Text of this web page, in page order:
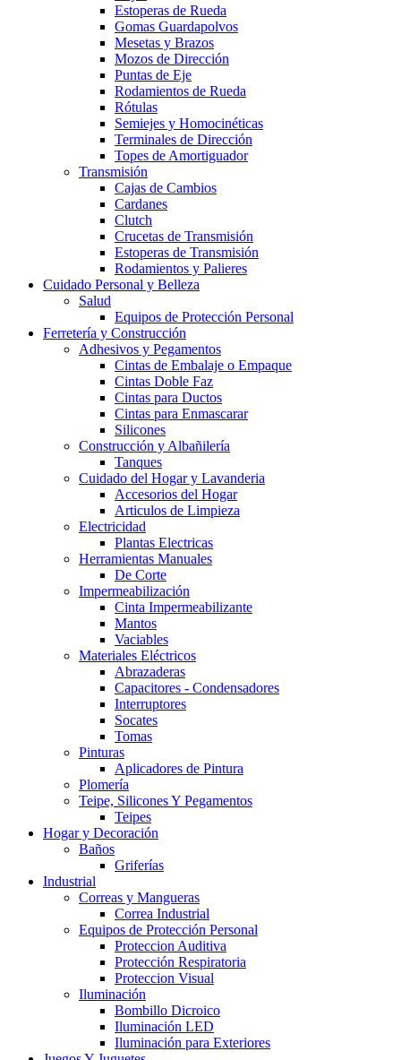
Estoperas de Rueda
Gomas Guardapolvos
Mesetas y Brazos
Mozos de Dirección
Puntas de Eje
Rodamientos de Rueda
Rótulas
Semiejes y Homocinéticas
Terminales de Dirección
Topes de Amortiguador
Transmisión
Cajas de Cambios
Cardanes
Clutch
Crucetas de Transmisión
Estoperas de Transmisión
Rodamientos y Palieres
Cuidado Personal y Belleza
Salud
Equipos de Protección Personal
Ferretería y Construcción
Adhesivos y Pegamentos
Cintas de Embalaje o Empaque
Cintas Doble Faz
Cintas para Ductos
Cintas para Enmascarar
Silicones
Construcción y Albañilería
Tanques
Cuidado del Hogar y Lavanderia
Accesorios del Hogar
Articulos de Limpieza
Electricidad
Plantas Electricas
Herramientas Manuales
De Corte
Impermeabilización
Cinta Impermeabilizante
Mantos
Vaciables
Materiales Eléctricos
Abrazaderas
Capacitores - Condensadores
Interruptores
Socates
Tomas
Pinturas
Aplicadores de Pintura
Plomería
Teipe, Silicones Y Pegamentos
Teipes
Hogar y Decoración
Baños
Griferías
Industrial
Correas y Mangueras
Correa Industrial
Equipos de Protección Personal
Proteccion Auditiva
Protección Respiratoria
Proteccion Visual
Iluminación
Bombillo Dicroico
Iluminación LED
Iluminación para Exteriores